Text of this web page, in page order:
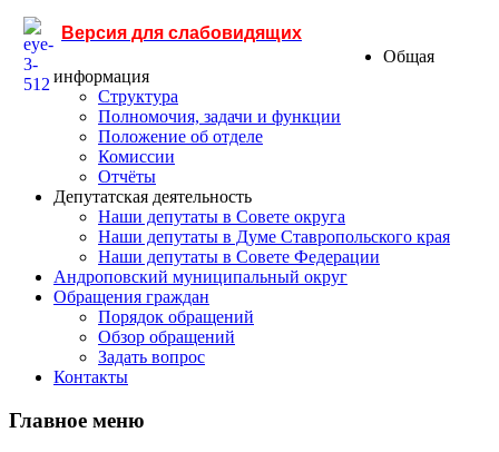
Версия для слабовидящих
Общая
информация
Структура
Полномочия, задачи и функции
Положение об отделе
Комиссии
Отчёты
Депутатская деятельность
Наши депутаты в Совете округа
Наши депутаты в Думе Ставропольского края
Наши депутаты в Совете Федерации
Андроповский муниципальный округ
Обращения граждан
Порядок обращений
Обзор обращений
Задать вопрос
Контакты
Главное меню